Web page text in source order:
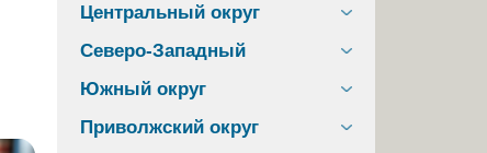
Центральный округ
Северо-Западный
Южный округ
Приволжский округ